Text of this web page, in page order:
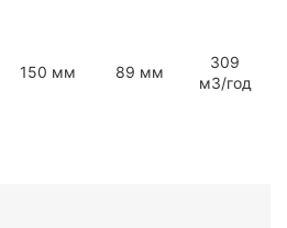
150 мм 89 мм
309
мЗ/год